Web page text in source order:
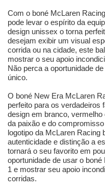
Com o boné McLaren
pode levar o espírito da
design unissex o torna
desejam exibir um visual
corrida ou na cidade, este
mostrar o seu apoio
Não perca a oportunidade
único.
O boné New Era McLaren
perfeito para os verdadeiros
design em branco,
da paixão e do
logotipo da McLaren Racing
autenticidade e distinção a
tornará o seu favorito em
oportunidade de usar o
1 e mostrar seu apoio
corridas.